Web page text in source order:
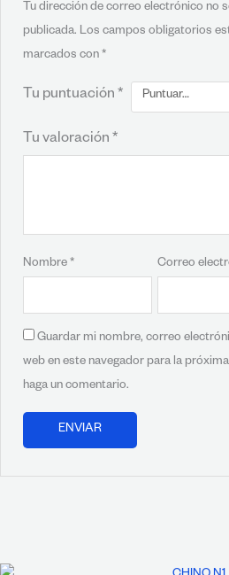
Tu dirección de correo electrónico no
publicada. Los campos obligatorios
marcados con *
Tu puntuación *
Tu valoración *
Nombre * Correo
Guardar mi nombre, correo
web en este navegador para la
haga un comentario.